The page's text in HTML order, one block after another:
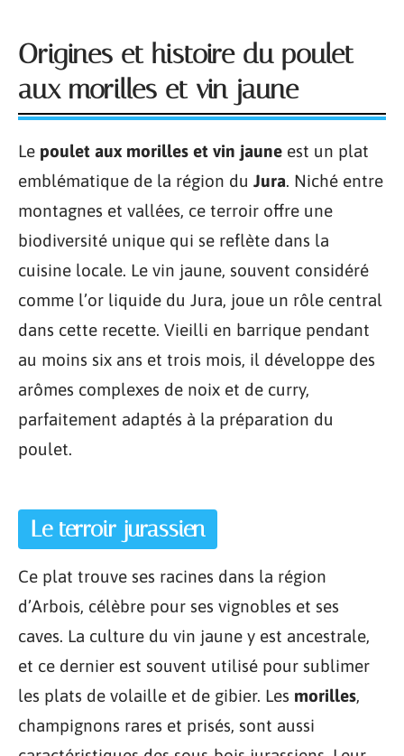
Origines et histoire du poulet
aux morilles et vin jaune
Le poulet aux morilles et vin jaune est un plat
emblématique de la région du Jura. Niché entre
montagnes et vallées, ce terroir offre une
biodiversité unique qui se reflète dans la
cuisine locale. Le vin jaune, souvent considéré
comme l’or liquide du Jura, joue un rôle central
dans cette recette. Vieilli en barrique pendant
au moins six ans et trois mois, il développe des
arômes complexes de noix et de curry,
parfaitement adaptés à la préparation du
poulet.
Le terroir jurassien
Ce plat trouve ses racines dans la région
d’Arbois, célèbre pour ses vignobles et ses
caves. La culture du vin jaune y est ancestrale,
et ce dernier est souvent utilisé pour sublimer
les plats de volaille et de gibier. Les morilles,
champignons rares et prisés, sont aussi